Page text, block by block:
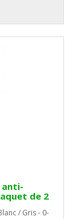
anti-
de 2
/ Gris - 0-